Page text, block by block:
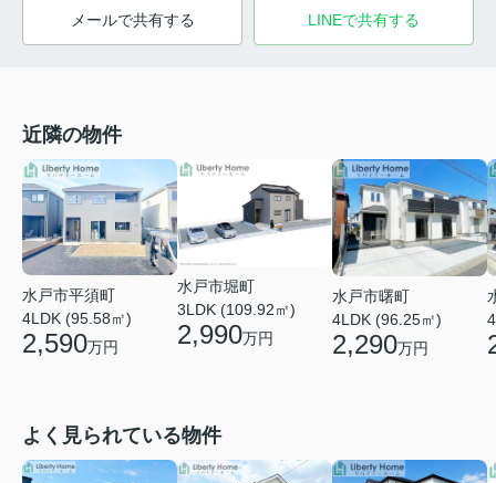
メールで共有する LINEで共有する
近隣の物件
水戸市平須町
4LDK (95.58㎡)
2,590万円
水戸市堀町
3LDK (109.92㎡)
2,990万円
水戸市曙町
4LDK (96.25㎡)
2,290万円
よく見られている物件